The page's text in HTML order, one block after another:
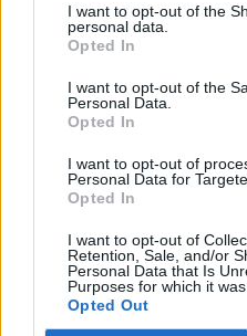
I want to opt-out of the
personal data.
Opted In
I want to opt-out of the
Personal Data.
Opted In
I want to opt-out of
Personal Data for
Opted In
I want to opt-out of
Retention, Sale, and/or
Personal Data that Is
Purposes for which it was
Opted Out
Aida Jusić, Nik Ramšak
Nina Princl, Jan
Jan Perc, Urban
Goličnik, Matic Bizjak
Erjavec in Tamara Logar).